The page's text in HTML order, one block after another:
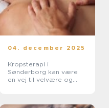
04. december 2025
Kropsterapi i
Sønderborg kan være
en vej til velvære og